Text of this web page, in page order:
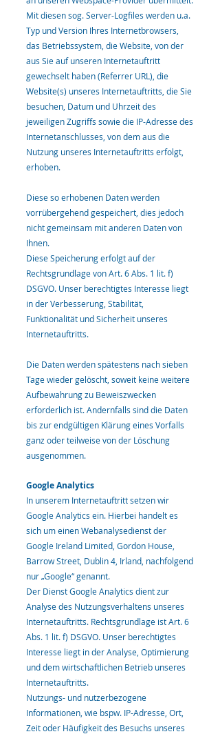
Mit diesen sog. Server-Logfiles werden u.a.
Typ und Version Ihres Internetbrowsers,
das Betriebssystem, die Website, von der
aus Sie auf unseren Internetauftritt
gewechselt haben (Referrer URL), die
Website(s) unseres Internetauftritts, die Sie
besuchen, Datum und Uhrzeit des
jeweiligen Zugriffs sowie die IP-Adresse des
Internetanschlusses, von dem aus die
Nutzung unseres Internetauftritts erfolgt,
erhoben.
Diese so erhobenen Daten werden
vorrübergehend gespeichert, dies jedoch
nicht gemeinsam mit anderen Daten von
Ihnen.
Diese Speicherung erfolgt auf der
Rechtsgrundlage von Art. 6 Abs. 1 lit. f)
DSGVO. Unser berechtigtes Interesse liegt
in der Verbesserung, Stabilität,
Funktionalität und Sicherheit unseres
Internetauftritts.
Die Daten werden spätestens nach sieben
Tage wieder gelöscht, soweit keine weitere
Aufbewahrung zu Beweiszwecken
erforderlich ist. Andernfalls sind die Daten
bis zur endgültigen Klärung eines Vorfalls
ganz oder teilweise von der Löschung
ausgenommen.
Google Analytics
In unserem Internetauftritt setzen wir
Google Analytics ein. Hierbei handelt es
sich um einen Webanalysedienst der
Google Ireland Limited, Gordon House,
Barrow Street, Dublin 4, Irland, nachfolgend
nur „Google“ genannt.
Der Dienst Google Analytics dient zur
Analyse des Nutzungsverhaltens unseres
Internetauftritts. Rechtsgrundlage ist Art. 6
Abs. 1 lit. f) DSGVO. Unser berechtigtes
Interesse liegt in der Analyse, Optimierung
und dem wirtschaftlichen Betrieb unseres
Internetauftritts.
Nutzungs- und nutzerbezogene
Informationen, wie bspw. IP-Adresse, Ort,
Zeit oder Häufigkeit des Besuchs unseres